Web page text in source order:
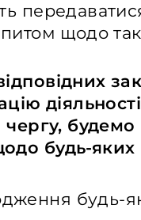
щодо
будемо
будь-
будь-